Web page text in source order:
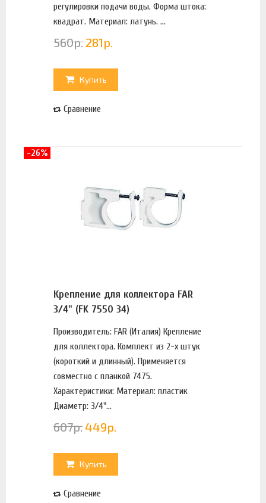
регулировки подачи воды. Форма штока:
квадрат. Материал: латунь. ...
560р. 281р.
Купить
Сравнение
Крепление для коллектора FAR
3/4" (FK 7550 34)
Производитель: FAR (Италия) Крепление
для коллектора. Комплект из 2-х штук
(короткий и длинный). Применяется
совместно с планкой 7475.
Характеристики: Материал: пластик
Диаметр: 3/4"...
607р.449р.
Купить
Сравнение
-26%